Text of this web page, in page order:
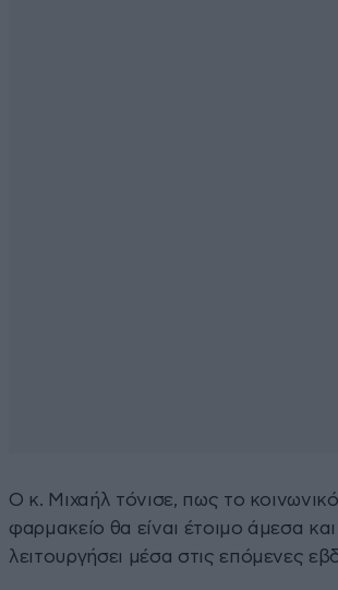
Ο κ. Μιχαήλ τόνισε, πως το κοινωνικό
φαρμακείο θα είναι έτοιμο άμεσα
λειτουργήσει μέσα στις επόμενες